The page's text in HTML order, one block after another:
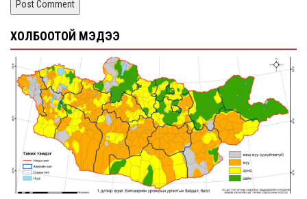
ХОЛБООТОЙ МЭДЭЭ